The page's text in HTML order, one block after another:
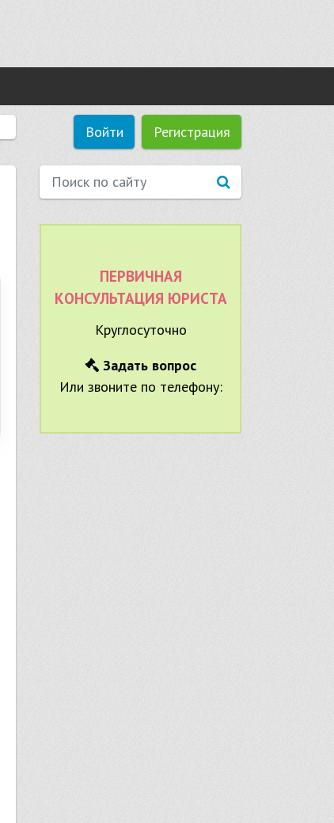
Войти Регистрация
ПЕРВИЧНАЯ
КОНСУЛЬТАЦИЯ ЮРИСТА
Круглосуточно
Задать вопрос
Или звоните по телефону: